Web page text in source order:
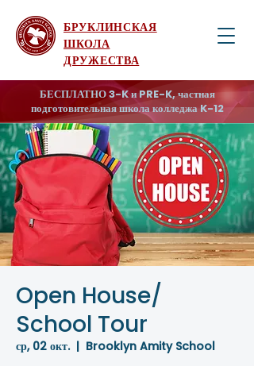
БРУКЛИНСКАЯ
ШКОЛА
ДРУЖЕСТВА
БЕСПЛАТНО 3-K и PRE-K, частная
подготовительная школа колледжа K-12
Open House/
School Tour
ср, 02 окт.
  |
Brooklyn Amity School